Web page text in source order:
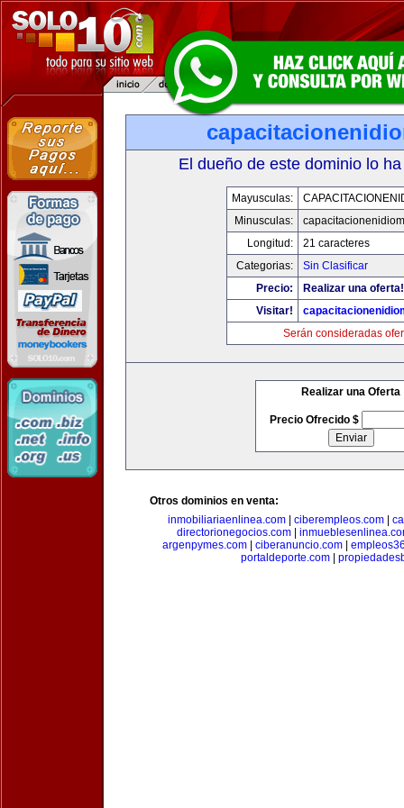
El dueño de este dominio lo
Mayusculas:
Minusculas:
Longitud:
21 caracteres
Categorias:
Sin Clasificar
Precio:
Realizar una oferta!
Visitar!
Serán consideradas
Realizar una Oferta
Precio Ofrecido $
Otros dominios en venta:
inmobiliariaenlinea.com| ciberempleos.com|
directorionegocios.com
argenpymes.com| ciberanuncio.com|
portaldeporte.com|